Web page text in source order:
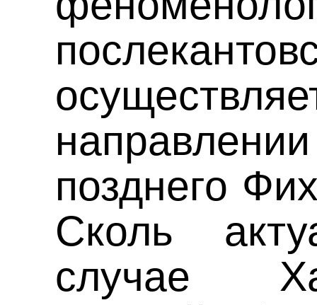
позднего
Сколь
случае